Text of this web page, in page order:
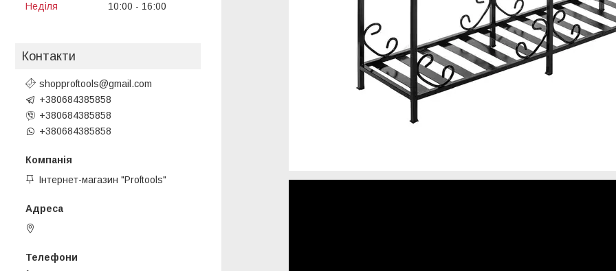
Неділя
10:00 16:00
Контакти
shopproftools@gmail.com
+380684385858
+380684385858
+380684385858
Інтернет-магазин "Proftools"